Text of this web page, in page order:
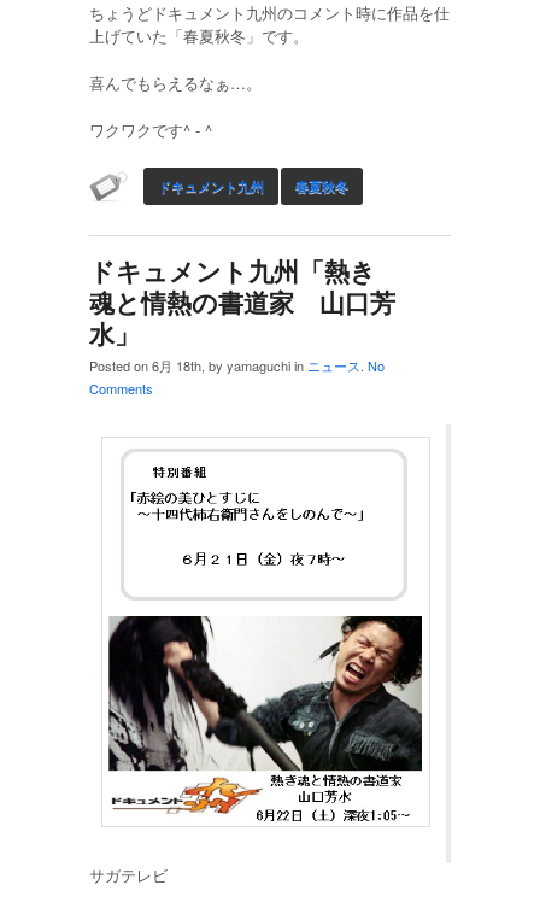
ちょうどドキュメント九州のコメント時に作品を仕
上げていた「春夏秋冬」です。
喜んでもらえるなぁ…。
ワクワクです^ - ^
ドキュメント九州 春夏秋冬
ドキュメント九州「熱き
魂と情熱の書道家 山口芳
水」
Posted on 6月 18th, by yamaguchi in ニュース. No
Comments
サガテレビ